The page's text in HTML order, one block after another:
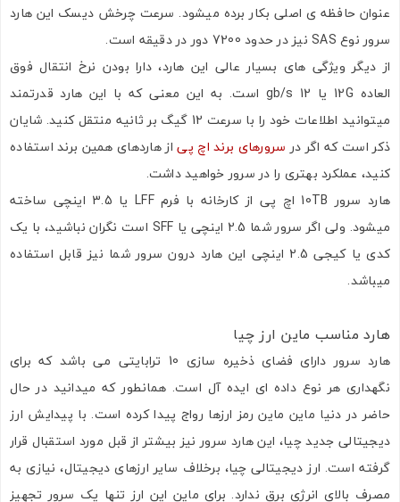
عنوان حافظه ی اصلی بکار برده میشود. سرعت چرخش دیسک این هارد
سرور نوع SAS نیز در حدود 7200 دور در دقیقه است.
از دیگر ویژگی های بسیار عالی این هارد، دارا بودن نرخ انتقال فوق
العاده 12G یا 12 gb/s است. به این معنی که با این هارد قدرتمند
میتوانید اطلاعات خود را با سرعت 12 گیگ بر ثانیه منتقل کنید. شایان
ذکر است که اگر در سرورهای برند اچ پیاز هاردهای همین برند استفاده
کنید، عملکرد بهتری را در سرور خواهید داشت.
هارد سرور 10TB اچ پی از کارخانه با فرم LFF یا 3.5 اینچی ساخته
میشود. ولی اگر سرور شما 2.5 اینچی یا SFF است نگران نباشید، با یک
کدی یا کیجی 2.5 اینچی این هارد درون سرور شما نیز قابل استفاده
میباشد.
هارد مناسب ماین ارز چیا
هارد سرور دارای فضای ذخیره سازی 10 ترابایتی می باشد که برای
نگهداری هر نوع داده ای ایده آل است. همانطور که میدانید در حال
حاضر در دنیا ماین ماین رمز ارزها رواج پیدا کرده است. با پیدایش ارز
دیجیتالی جدید چیا، این هارد سرور نیز بیشتر از قبل مورد استقبال قرار
گرفته است. ارز دیجیتالی چیا، برخلاف سایر ارزهای دیجیتال، نیازی به
مصرف بالای انرژی برق ندارد. برای ماین این ارز تنها یک سرور تجهیز